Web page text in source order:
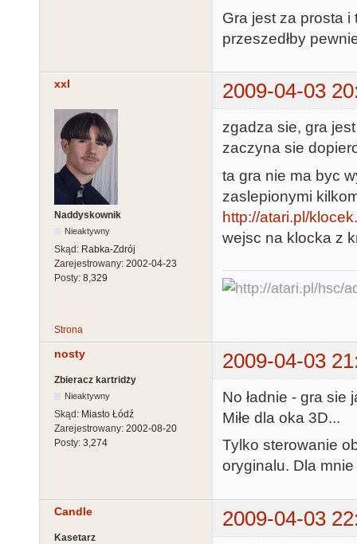
Gra jest za prosta
przeszedłby
xxl 2009-04-03
Naddyskownik
Nieaktywny
Skąd: Rabka-Zdrój
Zarejestrowany: 2002-04-23
Posty: 8,329
zgadza sie, gra
zaczyna sie
ta gra nie ma byc
zaslepionymi
http://atari.pl/
wejsc na klocka z
Strona
nosty 2009-04-03
Zbieracz kartridży
Nieaktywny
Skąd: Miasto Łódź
Zarejestrowany: 2002-08-20
Posty: 3,274
No ładnie - gra sie
Miłe dla oka 3D...
Tylko sterowanie
oryginalu. Dla
Candle 2009-04-03
Kasetarz